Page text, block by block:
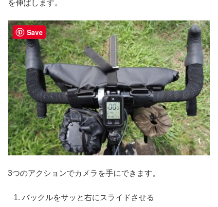
を伸ばします。
3つのアクションでカメラを手にできます。
バックルをサッと右にスライドさせる
Save